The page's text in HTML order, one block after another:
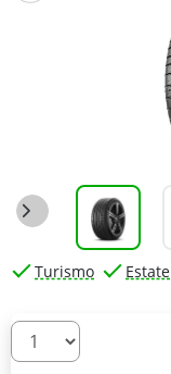
Turismo Estate
Quantità